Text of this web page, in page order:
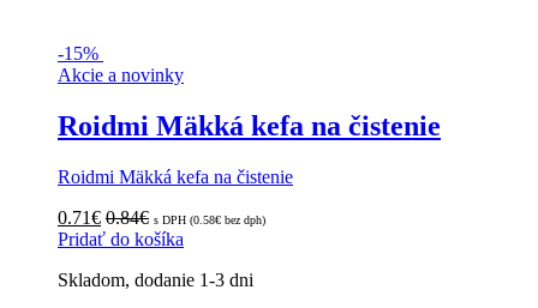
-15%
Akcie a novinky
Roidmi Mäkká kefa na čistenie
Roidmi Mäkká kefa na čistenie
0.71€ 0.84€ s DPH (0.58€ bez dph)
Pridať do košíka
Skladom, dodanie 1-3 dni